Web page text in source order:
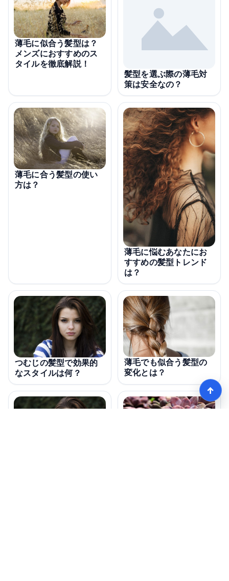
薄毛に似合う髪型は？
メンズにおすすめのス
タイルを徹底解説！
髪型を選ぶ際の薄毛対
策は安全なの？
薄毛に合う髪型の使い
方は？
薄毛に悩むあなたにお
すすめの髪型トレンド
は？
つむじの髪型で効果的
なスタイルは何？
薄毛でも似合う髪型の
変化とは？
↑